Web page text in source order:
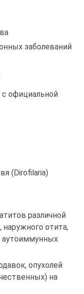
заболеваний
официальной
(Dirofilaria)
различной
наружного отита,
аутоиммунных
опухолей
на